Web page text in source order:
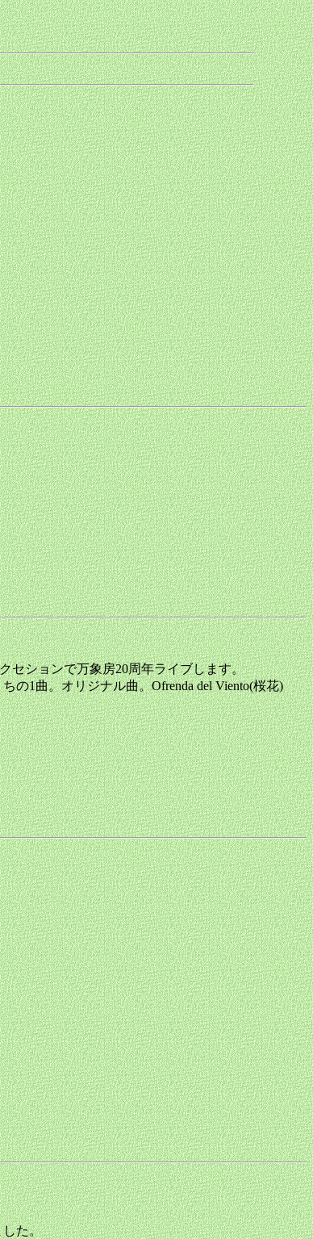
セションで万象房20周年ライブします。
1曲。オリジナル曲。Ofrenda del Viento(桜花)
した。